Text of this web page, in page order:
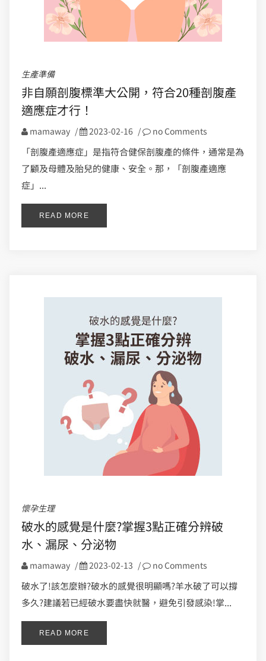
生產準備
非自願剖腹標準大公開，符合20種剖腹產
適應症才行！
mamaway / 2023-02-16 / no Comments
「剖腹產適應症」是指符合健保剖腹產的條件，通常是為
了顧及母體及胎兒的健康、安全。那，「剖腹產適應
症」...
READ MORE
懷孕生理
破水的感覺是什麼?掌握3點正確分辨破
水、漏尿、分泌物
mamaway / 2023-02-13 / no Comments
破水了!該怎麼辦?破水的感覺很明顯嗎?羊水破了可以撐
多久?建議若已經破水要盡快就醫，避免引發感染!掌...
READ MORE